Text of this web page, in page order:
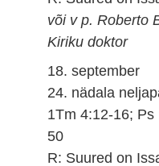
või v p. Roberto
Kiriku doktor
18. september
24. nädala
1Tm 4:12-16;
50
R: Suured on